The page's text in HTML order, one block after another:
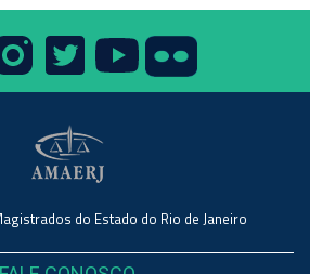
do Estado do Rio de Janeiro